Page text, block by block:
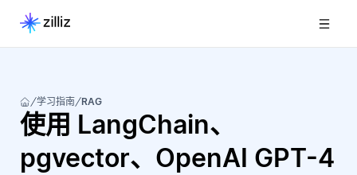
学习指南 RAG
使用 LangChain、
pgvector、OpenAI GPT-4